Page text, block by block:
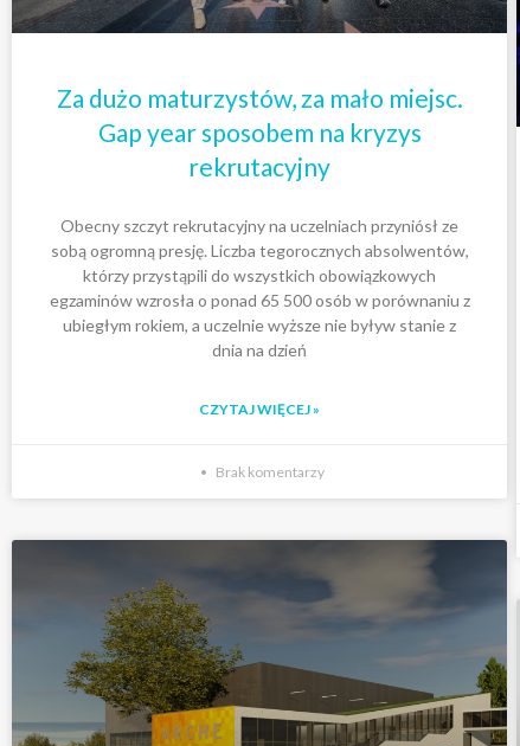
Za dużo maturzystów, za mało miejsc.
Gap year sposobem na kryzys
rekrutacyjny
Obecny szczyt rekrutacyjny na uczelniach przyniósł ze
sobą ogromną presję. Liczba tegorocznych absolwentów,
którzy przystąpili do wszystkich obowiązkowych
egzaminów wzrosła o ponad 65 500 osób w porównaniu z
ubiegłym rokiem, a uczelnie wyższe nie byływ stanie z
dnia na dzień
CZYTAJ WIĘCEJ »
Brak komentarzy